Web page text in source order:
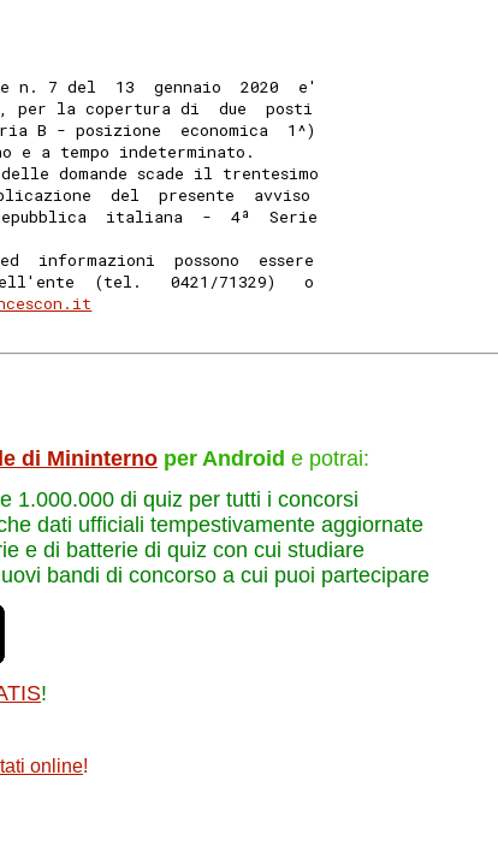
n. 7 del  13  gennaio  2020  e'
per la copertura di  due  posti
B - posizione  economica  1^)
e a tempo indeterminato.
domande scade il trentesimo
del  presente  avviso
italiana  -  4ª  Serie
informazioni  possono  essere
(tel.   0421/71329)   o
di Mininterno per Android e potrai:
1.000.000 di quiz per tutti i concorsi
dati ufficiali tempestivamente aggiornate
e di batterie di quiz con cui studiare
bandi di concorso a cui puoi partecipare
!
online!